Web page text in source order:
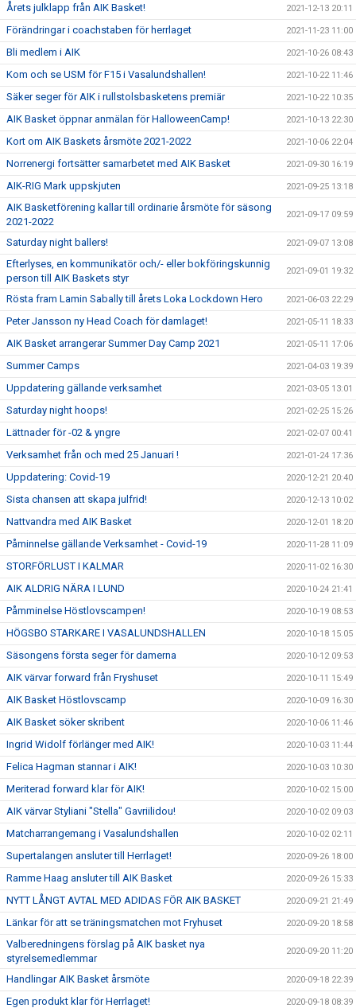
Årets julklapp från AIK Basket! 2021-12-13 20:11
Förändringar i coachstaben för herrlaget 2021-11-23 11:00
Bli medlem i AIK 2021-10-26 08:43
Kom och se USM för F15 i Vasalundshallen! 2021-10-22 11:46
Säker seger för AIK i rullstolsbasketens premiär 2021-10-22 10:35
AIK Basket öppnar anmälan för HalloweenCamp! 2021-10-13 22:30
Kort om AIK Baskets årsmöte 2021-2022 2021-10-06 22:04
Norrenergi fortsätter samarbetet med AIK Basket 2021-09-30 16:19
AIK-RIG Mark uppskjuten 2021-09-25 13:18
AIK Basketförening kallar till ordinarie årsmöte för säsong
2021-2022
2021-09-17 09:59
Saturday night ballers! 2021-09-07 13:08
Efterlyses, en kommunikatör och/- eller bokföringskunnig
person till AIK Baskets styr
2021-09-01 19:32
Rösta fram Lamin Sabally till årets Loka Lockdown Hero 2021-06-03 22:29
Peter Jansson ny Head Coach för damlaget! 2021-05-11 18:33
AIK Basket arrangerar Summer Day Camp 2021 2021-05-11 17:06
Summer Camps 2021-04-03 19:39
Uppdatering gällande verksamhet 2021-03-05 13:01
Saturday night hoops! 2021-02-25 15:26
Lättnader för -02 & yngre 2021-02-07 00:41
Verksamhet från och med 25 Januari ! 2021-01-24 17:36
Uppdatering: Covid-19 2020-12-21 20:40
Sista chansen att skapa julfrid! 2020-12-13 10:02
Nattvandra med AIK Basket 2020-12-01 18:20
Påminnelse gällande Verksamhet - Covid-19 2020-11-28 11:09
STORFÖRLUST I KALMAR 2020-11-02 16:30
AIK ALDRIG NÄRA I LUND 2020-10-24 21:41
Påmminelse Höstlovscampen! 2020-10-19 08:53
HÖGSBO STARKARE I VASALUNDSHALLEN 2020-10-18 15:05
Säsongens första seger för damerna 2020-10-12 09:53
AIK värvar forward från Fryshuset 2020-10-11 15:49
AIK Basket Höstlovscamp 2020-10-09 16:30
AIK Basket söker skribent 2020-10-06 11:46
Ingrid Widolf förlänger med AIK! 2020-10-03 11:44
Felica Hagman stannar i AIK! 2020-10-03 10:30
Meriterad forward klar för AIK! 2020-10-02 15:00
AIK värvar Styliani "Stella" Gavriilidou! 2020-10-02 09:03
Matcharrangemang i Vasalundshallen 2020-10-02 02:11
Supertalangen ansluter till Herrlaget! 2020-09-26 18:00
Ramme Haag ansluter till AIK Basket 2020-09-26 15:33
NYTT LÅNGT AVTAL MED ADIDAS FÖR AIK BASKET 2020-09-21 21:49
Länkar för att se träningsmatchen mot Fryhuset 2020-09-20 18:58
Valberedningens förslag på AIK basket nya
styrelsemedlemmar
2020-09-20 11:20
Handlingar AIK Basket årsmöte 2020-09-18 22:39
Egen produkt klar för Herrlaget! 2020-09-18 08:39